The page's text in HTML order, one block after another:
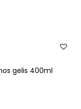
gelis 400ml